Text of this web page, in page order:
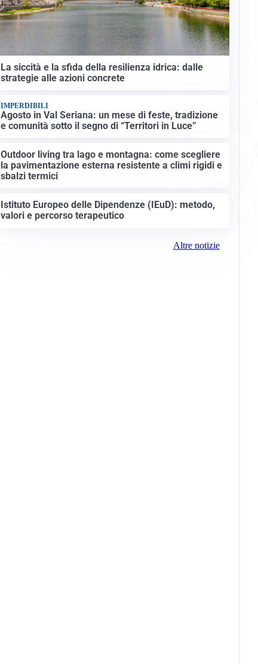
La siccità e la sfida della resilienza idrica: dalle
strategie alle azioni concrete
IMPERDIBILI
Agosto in Val Seriana: un mese di feste, tradizione
e comunità sotto il segno di “Territori in Luce”
Outdoor living tra lago e montagna: come scegliere
la pavimentazione esterna resistente a climi rigidi e
sbalzi termici
Istituto Europeo delle Dipendenze (IEuD): metodo,
valori e percorso terapeutico
Altre notizie